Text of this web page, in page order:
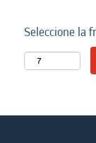
Seleccione la